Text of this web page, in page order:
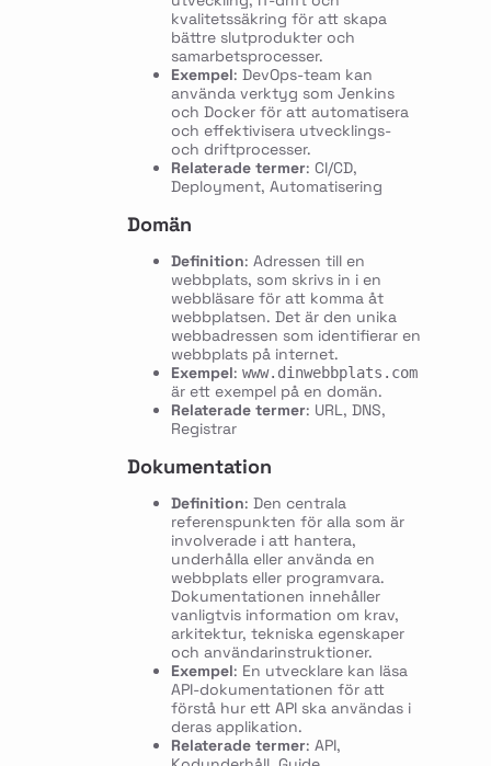
kvalitetssäkring för att skapa
bättre slutprodukter och
samarbetsprocesser.
Exempel: DevOps-team kan
använda verktyg som Jenkins
och Docker för att automatisera
och effektivisera utvecklings-
och driftprocesser.
Relaterade termer: CI/CD,
Deployment, Automatisering
Domän
Definition: Adressen till en
webbplats, som skrivs in i en
webbläsare för att komma åt
webbplatsen. Det är den unika
webbadressen som identifierar en
webbplats på internet.
Exempel: www.dinwebbplats.com
är ett exempel på en domän.
Relaterade termer: URL, DNS,
Registrar
Dokumentation
Definition: Den centrala
referenspunkten för alla som är
involverade i att hantera,
underhålla eller använda en
webbplats eller programvara.
Dokumentationen innehåller
vanligtvis information om krav,
arkitektur, tekniska egenskaper
och användarinstruktioner.
Exempel: En utvecklare kan läsa
API-dokumentationen för att
förstå hur ett API ska användas i
deras applikation.
Relaterade termer: API,